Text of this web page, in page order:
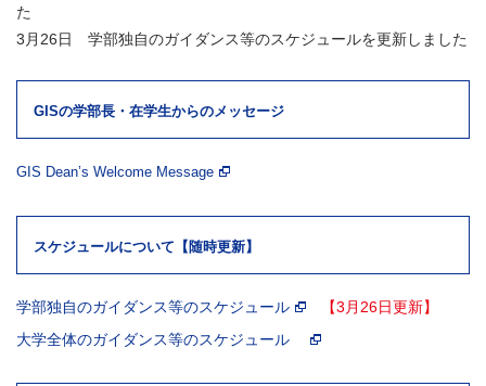
た
3月26日 学部独自のガイダンス等のスケジュールを更新しました
GISの学部長・在学生からのメッセージ
GIS Dean’s Welcome Message
スケジュールについて【随時更新】
学部独自のガイダンス等のスケジュール
【3月26日更新】
大学全体のガイダンス等のスケジュール